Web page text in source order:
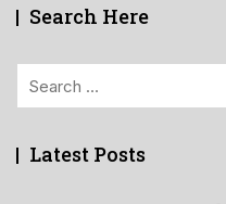
Search Here
Latest Posts